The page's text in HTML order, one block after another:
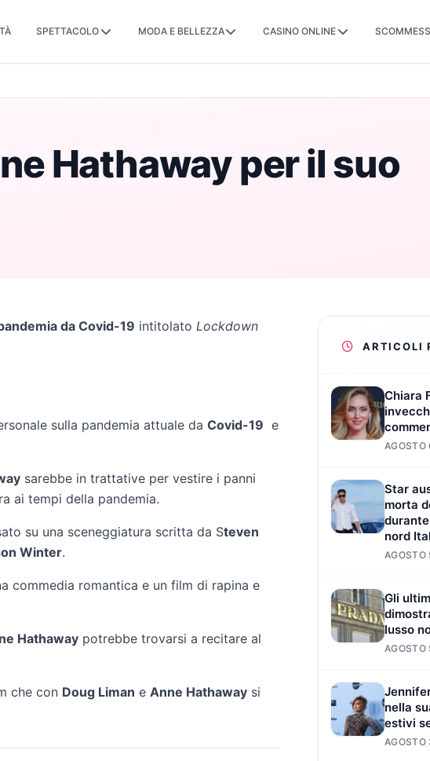
SPETTACOLO MODA E BELLEZZA CASINO ONLINE
Hathaway per il suo
da Covid-19 intitolato Lockdown
sulla pandemia attuale da Covid-19 e
sarebbe in trattative per vestire i panni
ai tempi della pandemia.
su una sceneggiatura scritta da Steven
Winter.
commedia romantica e un film di rapina e
Hathaway potrebbe trovarsi a recitare al
che con Doug Liman e Anne Hathaway si
ARTICOLI
Chiara
AGOSTO
Star
morta
nord
AGOSTO
Gli
lusso
AGOSTO
nella
estivi
AGOSTO